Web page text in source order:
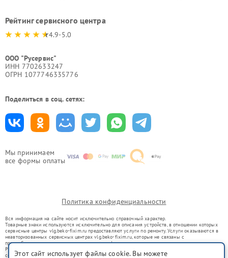
Мы принимаем
все формы оплаты
Рейтинг сервисного центра
4.9-5.0
ООО "Русервис"
ИНН 7702633247
ОГРН 1077746335776
Поделиться в соц. сетях:
Политика конфиденциальности
Вся информация на сайте носит исключительно справочный характер.
Товарные знаки используются исключительно для описания устройств, в отношении которых
сервисные центры vlg.beko-fixim.ru предоставляют услуги по ремонту. Услуги оказываются в
неавторизованных сервисных центрах vlg.beko-fixim.ru, которые не связаны с
правообладателями товарных знаков или их официальными представителями.
Ремонт осуществляется для устройств, уже введенных в гражданский оборот в соответствии
со статьей 1487 ГК РФ.
Этот сайт использует файлы cookie. Вы можете